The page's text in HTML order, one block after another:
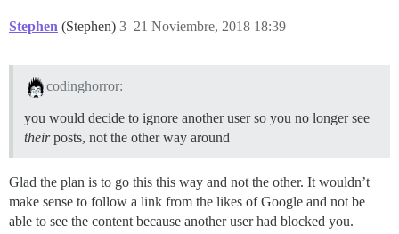
Stephen (Stephen) 21 Noviembre, 2018 18:39
3
codinghorror:
you would decide to ignore another user so you no longer see
theirposts, not the other way around
Glad the plan is to go this this way and not the other. It wouldn’t
make sense to follow a link from the likes of Google and not be
able to see the content because another user had blocked you.